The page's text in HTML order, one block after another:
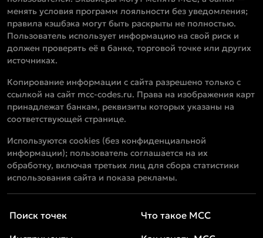
менять условия программ лояльности без уведомления;
правила кэшбэка могут быть раскрыты не полностью.
Пользователь использует информацию на свой риск и
должен проверять её в банке, торговой точке или других
источниках.
Копирование информации с сайта разрешено только с
ссылкой на сайт mcc-codes.ru. Права на изображения карт
принадлежат банкам, реквизиты которых указаны на
соответствующей странице.
Используются cookies (без конфиденциальной
информации); пользователь соглашается на их
обработку, включая третьих лиц для сбора статистики
использования сайта и показа рекламы.
Поиск точек
Что такое MCC